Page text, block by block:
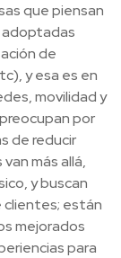
que piensan
adoptadas
de
y esa es en
movilidad y
por
de reducir
más allá,
y buscan
clientes; están
mejorados
para